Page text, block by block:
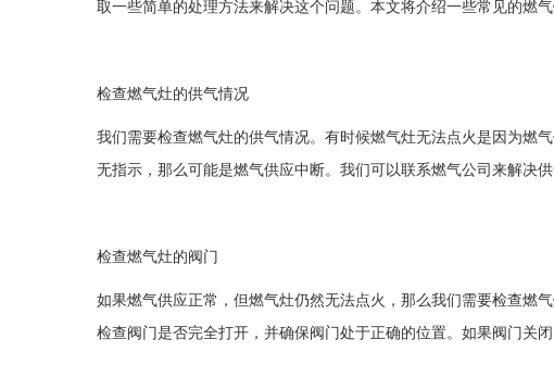
取一些简单的处理方法来解决这个问题。本文将介绍一些常见的燃气
检查燃气灶的供气情况
我们需要检查燃气灶的供气情况。有时候燃气灶无法点火是因为燃
无指示，那么可能是燃气供应中断。我们可以联系燃气公司来解决供
检查燃气灶的阀门
如果燃气供应正常，但燃气灶仍然无法点火，那么我们需要检查燃
检查阀门是否完全打开，并确保阀门处于正确的位置。如果阀门关